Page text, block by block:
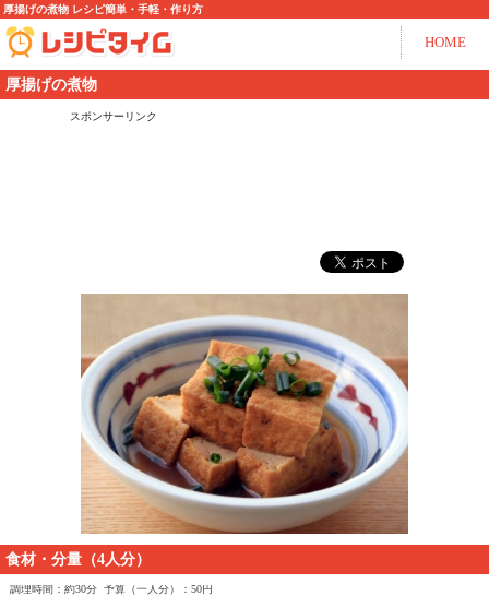
厚揚げの煮物 レシピ簡単・手軽・作り方
HOME
厚揚げの煮物
スポンサーリンク
食材・分量（4人分）
調理時間：約30分 予算（一人分）：50円